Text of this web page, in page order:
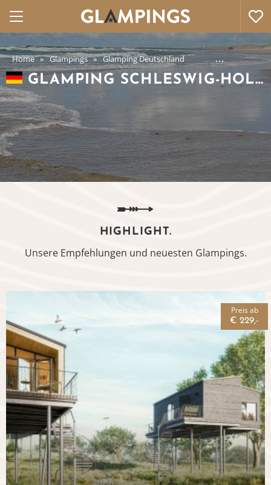
Home Glampings Glamping Deutschland Glamping
GLAMPING SCHLESWIG-HOLSTEIN
HIGHLIGHT.
Unsere Empfehlungen und neuesten Glampings.
Preis ab
€ 229,-